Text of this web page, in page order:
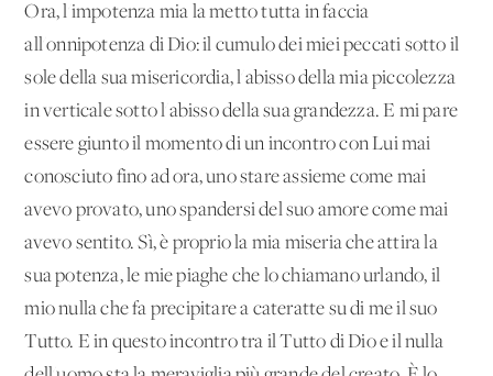
Ora, l'impotenza mia la metto tutta in faccia
all'onnipotenza di Dio: il cumulo dei miei peccati sotto il
sole della sua misericordia, l'abisso della mia piccolezza
in verticale sotto l'abisso della sua grandezza. E mi pare
essere giunto il momento di un incontro con Lui mai
conosciuto fino ad ora, uno stare assieme come mai
avevo provato, uno spandersi del suo amore come mai
avevo sentito. Sì, è proprio la mia miseria che attira la
sua potenza, le mie piaghe che lo chiamano urlando, il
mio nulla che fa precipitare a cateratte su di me il suo
Tutto. E in questo incontro tra il Tutto di Dio e il nulla